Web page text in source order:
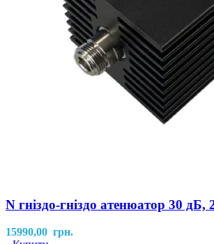
N гніздо-гніздо атенюатор 30
15990,00 грн.